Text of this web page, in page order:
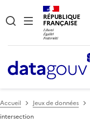
RÉPUBLIQUE
FRANÇAISE
Accueil Jeux de données
intersection